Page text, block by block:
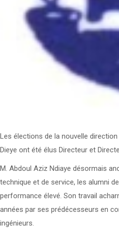
Les élections de la nouvelle
Dieye ont été élus Directeur et
M. Abdoul Aziz Ndiaye désormais
technique et de service, les alumni
performance élevé. Son travail
années par ses prédécesseurs en
ingénieurs.